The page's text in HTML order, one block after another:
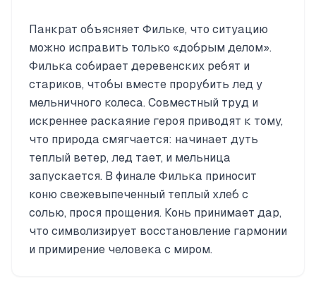
Панкрат объясняет Фильке, что ситуацию
можно исправить только «добрым делом».
Филька собирает деревенских ребят и
стариков, чтобы вместе прорубить лед у
мельничного колеса. Совместный труд и
искреннее раскаяние героя приводят к тому,
что природа смягчается: начинает дуть
теплый ветер, лед тает, и мельница
запускается. В финале Филька приносит
коню свежевыпеченный теплый хлеб с
солью, прося прощения. Конь принимает дар,
что символизирует восстановление гармонии
и примирение человека с миром.